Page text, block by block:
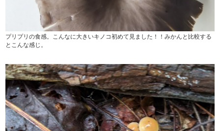
プリプリの食感。こんなに大きいキノコ初めて見ました！！みかんと比較する
とこんな感じ。